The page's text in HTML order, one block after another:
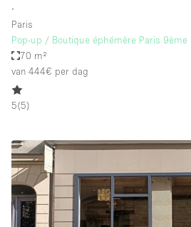
∙
Paris
Pop-up / Boutique éphémère Paris 9ème
70 m²
van 444€ per dag
5(5)